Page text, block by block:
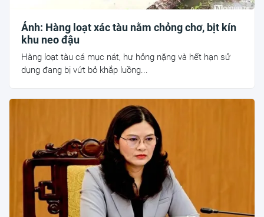
Ảnh: Hàng loạt xác tàu nằm chỏng chơ, bịt kín
khu neo đậu
Hàng loạt tàu cá mục nát, hư hỏng nặng và hết hạn sử
dụng đang bị vứt bỏ khắp luồng...